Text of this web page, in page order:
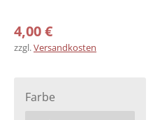
4,00 €
zzgl.Versandkosten
Farbe